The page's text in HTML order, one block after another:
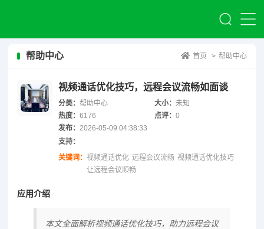
帮助中心 首页 > 帮助中心
视频通话优化技巧，远程会议流畅如面谈
分类： 帮助中心 大小：未知
热度： 6176 点评：0
发布： 2026-05-09 04:38:33
支持：
关键词： 视频通话优化 远程会议流畅 视频通话优化技巧
让远程会议顺畅
应用介绍
本文全面解析视频通话优化技巧，助力远程会议